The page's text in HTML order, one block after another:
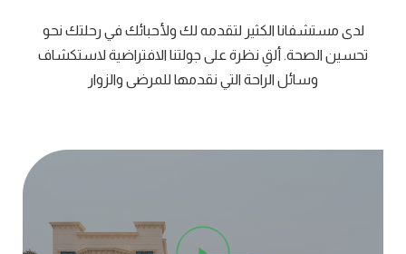
لدى مستشفانا الكثير لتقدمه لك ولأحبائك في رحلتك نحو
تحسين الصحة. ألقِ نظرة على جولتنا الافتراضية لاستكشاف
وسائل الراحة التي نقدمها للمرضى والزوار